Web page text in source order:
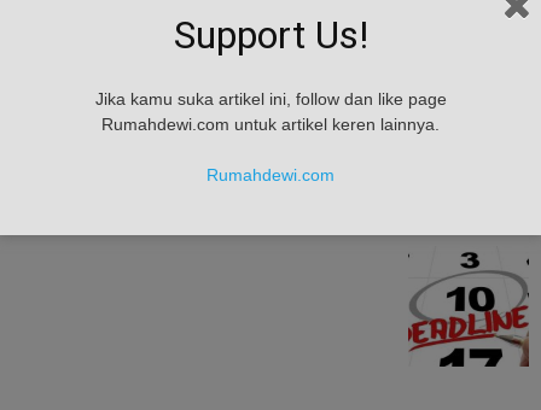
Support Us!
Jika kamu suka artikel ini, follow dan like page
Rumahdewi.com untuk artikel keren lainnya.
Rumahdewi.com